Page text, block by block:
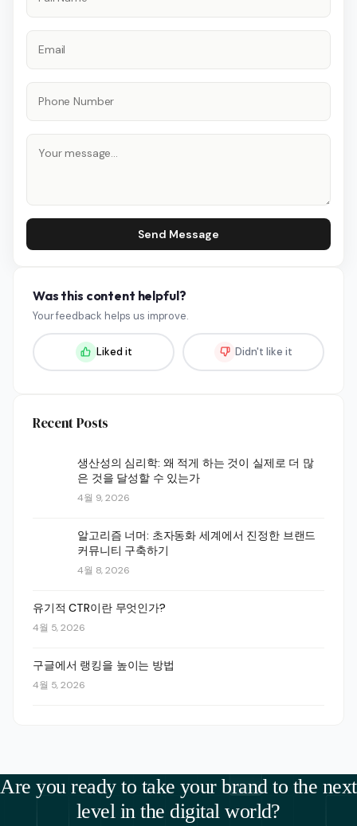
Send Message
Was this content helpful?
Your feedback helps us improve.
Liked it Didn't like it
Recent Posts
생산성의 심리학: 왜 적게 하는 것이 실제로 더 많
은 것을 달성할 수 있는가
4월 9, 2026
알고리즘 너머: 초자동화 세계에서 진정한 브랜드
커뮤니티 구축하기
4월 8, 2026
유기적 CTR이란 무엇인가?
4월 5, 2026
구글에서 랭킹을 높이는 방법
4월 5, 2026
Are you ready to take your brand to the next
level in the digital world?